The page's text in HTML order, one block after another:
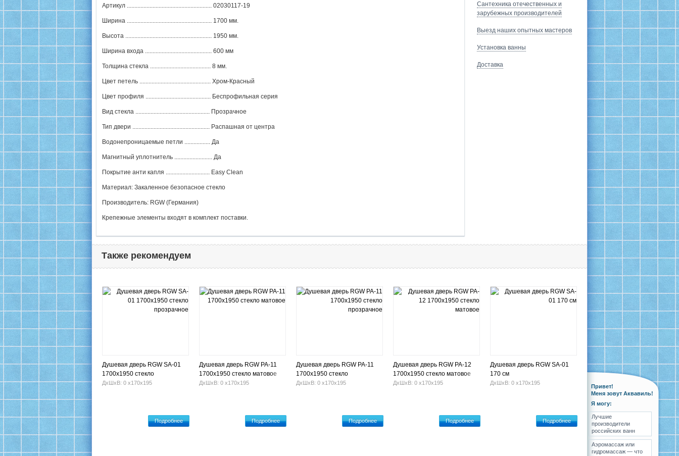
Артикул ........................................................ 02030117-19
Ширина ........................................................ 1700 мм.
Высота ......................................................... 1950 мм.
Ширина входа ............................................ 600 мм
Толщина стекла ........................................ 8 мм.
Цвет петель ............................................... Хром-Красный
Цвет профиля ........................................... Беспрофильная серия
Вид стекла ................................................. Прозрачное
Тип двери ................................................... Распашная от центра
Водонепроницаемые петли ................. Да
Магнитный уплотнитель ......................... Да
Покрытие анти капля ............................. Easy Clean
Материал: Закаленное безопасное стекло
Производитель: RGW (Германия)
Крепежные элементы входят в комплект поставки.
Сантехника отечественных и
зарубежных производителей
Выезд наших опытных мастеров
Установка ванны
Доставка
Также рекомендуем
Душевая дверь RGW SA-01
1700x1950 стекло
прозрачное
ДхШхВ: 0 х170х195
Подробнее
Душевая дверь RGW РА-11
1700х1950 стекло матовое
ДхШхВ: 0 х170х195
Подробнее
Душевая дверь RGW РА-11
1700х1950 стекло
прозрачное
ДхШхВ: 0 х170х195
Подробнее
Душевая дверь RGW PA-12
1700х1950 стекло матовое
ДхШхВ: 0 х170х195
Подробнее
Душевая дверь RGW SA-01
170 см
ДхШхВ: 0 х170х195
Подробнее
Привет!
Меня зовут Аквавиль!
Я могу:
Лучшие
производители
российских ванн
Аэромассаж или
гидромассаж — что